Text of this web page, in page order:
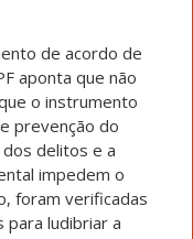
de acordo de
aponta que não
o instrumento
prevenção do
dos delitos e a
impedem o
foram verificadas
para ludibriar a